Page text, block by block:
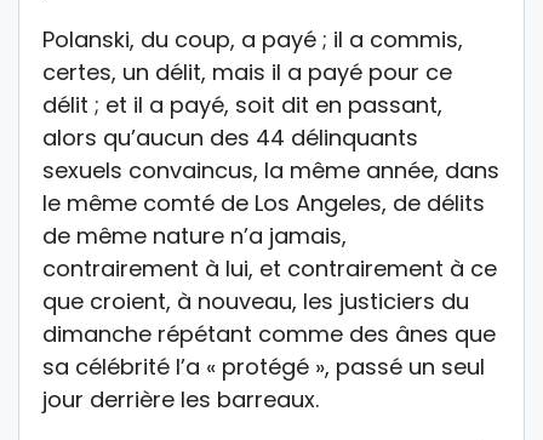
Polanski, du coup, a payé ; il a commis,
certes, un délit, mais il a payé pour ce
délit ; et il a payé, soit dit en passant,
alors qu’aucun des 44 délinquants
sexuels convaincus, la même année, dans
le même comté de Los Angeles, de délits
de même nature n’a jamais,
contrairement à lui, et contrairement à ce
que croient, à nouveau, les justiciers du
dimanche répétant comme des ânes que
sa célébrité l’a « protégé », passé un seul
jour derrière les barreaux.